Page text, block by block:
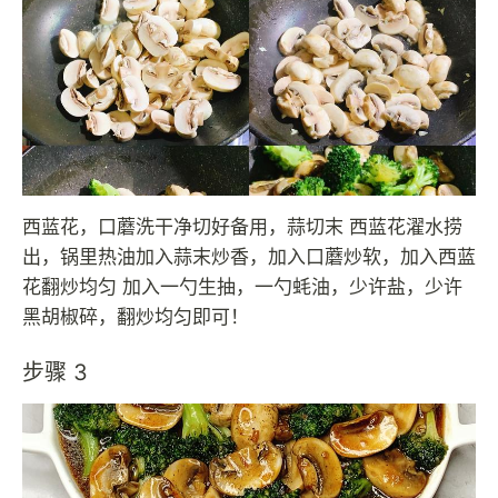
西蓝花，口蘑洗干净切好备用，蒜切末 西蓝花濯水捞
出，锅里热油加入蒜末炒香，加入口蘑炒软，加入西蓝
花翻炒均匀 加入一勺生抽，一勺蚝油，少许盐，少许
黑胡椒碎，翻炒均匀即可！
步骤 3